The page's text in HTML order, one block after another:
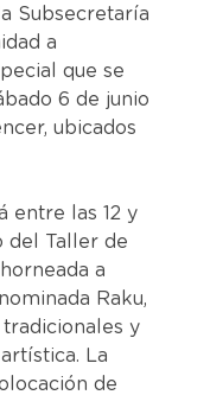
Subsecretaría
a
que se
6 de junio
ubicados
entre las 12 y
del Taller de
a
Raku,
y
La
de